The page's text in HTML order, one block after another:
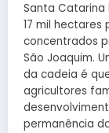
Santa Catarina
17 mil
concentrados
São Joaquim.
da cadeia é
agricultores
permanência